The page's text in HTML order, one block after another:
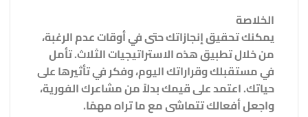
الخلاصة
يمكنك تحقيق إنجازاتك حتى في أوقات عدم الرغبة،
من خلال تطبيق هذه الاستراتيجيات الثلاث. تأمل
في مستقبلك وقراراتك اليوم، وفكر في تأثيرها على
حياتك. اعتمد على قيمك بدلاً من مشاعرك الفورية،
واجعل أفعالك تتماشى مع ما تراه مهمًا.